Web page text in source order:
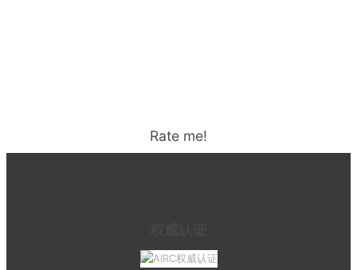
Rate me!